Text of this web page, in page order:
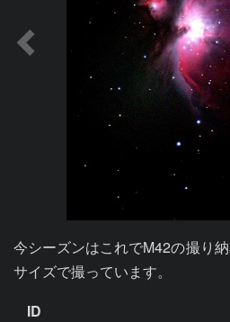
今シーズンはこれでM42の撮り
サイズで撮っています。
ID